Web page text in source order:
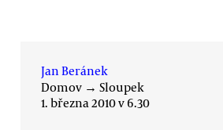
Jan Beránek
Domov → Sloupek
1. března 2010 v 6.30